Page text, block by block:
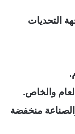
التحديات
والخاص.
منخفضة